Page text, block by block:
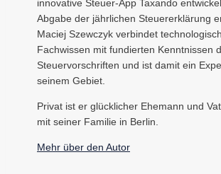
innovative Steuer-App Taxando
Abgabe der jährlichen Steuererklärung
Maciej Szewczyk verbindet
Fachwissen mit fundierten Kenntnissen
Steuervorschriften und ist damit ein
seinem Gebiet.
Privat ist er glücklicher Ehemann und
mit seiner Familie in Berlin.
Mehr über den Autor